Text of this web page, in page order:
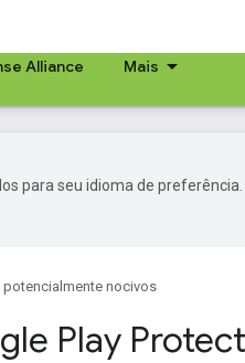
Alliance Mais
para seu idioma de
nocivos
Play